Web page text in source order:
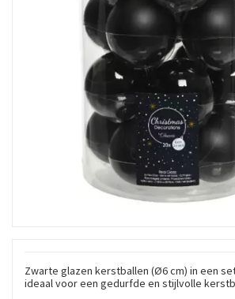
Zwarte glazen kerstballen (Ø6 cm) in een
ideaal voor een gedurfde en stijlvolle